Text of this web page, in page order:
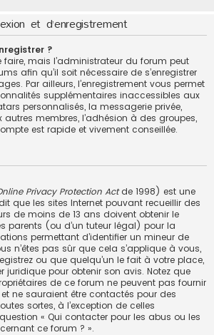
et d’enregistrement
?
faire, mais l’administrateur du forum peut
afin qu’il soit nécessaire de s’enregistrer
Par ailleurs, l’enregistrement vous permet
supplémentaires inaccessibles aux
personnalisés, la messagerie privée,
autres membres, l’adhésion à des groupes,
est rapide et vivement conseillée.
Privacy Protection Actde 1998) est une
que les sites Internet pouvant recueillir des
de moins de 13 ans doivent obtenir le
parents (ou d’un tuteur légal) pour la
permettant d’identifier un mineur de
n’êtes pas sûr que cela s’applique à vous,
ou que quelqu’un le fait à votre place,
juridique pour obtenir son avis. Notez que
de ce forum ne peuvent pas fournir
ne sauraient être contactés pour des
sortes, à l’exception de celles
« Qui contacter pour les abus ou les
ce forum ? ».